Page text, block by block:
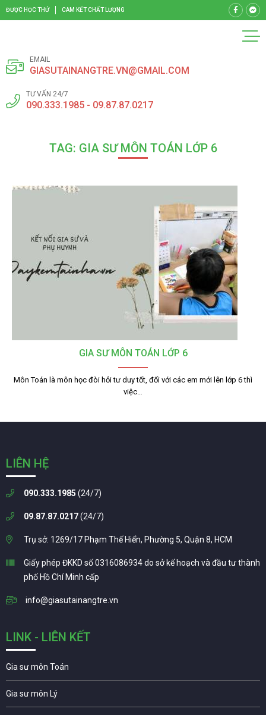
ĐƯỢC HỌC THỬ CAM KẾT CHẤT LƯỢNG
EMAIL
GIASUTAINANGTRE.VN@GMAIL.COM
TƯ VẤN 24/7
090.333.1985 - 09.87.87.0217
TAG: GIA SƯ MÔN TOÁN LỚP 6
GIA SƯ MÔN TOÁN LỚP 6
Môn Toán là môn học đòi hỏi tư duy tốt, đối với các em mới lên lớp 6 thì
việc…
LIÊN HỆ
090.333.1985 (24/7)
09.87.87.0217(24/7)
Trụ sở: 1269/17 Phạm Thế Hiển, Phường 5, Quận 8, HCM
Giấy phép ĐKKD số 0316086934 do sở kế hoạch và đầu tư thành
phố Hồ Chí Minh cấp
info@giasutainangtre.vn
LINK - LIÊN KẾT
Gia sư môn Toán
Gia sư môn Lý